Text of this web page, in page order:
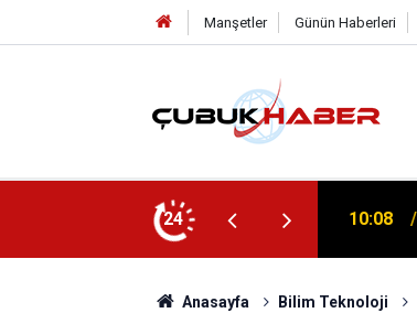
Manşetler Günün Haberleri
24 12:06
Anasayfa Bilim Teknoloji